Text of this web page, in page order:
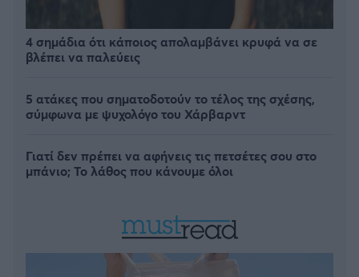
4 σημάδια ότι κάποιος απολαμβάνει κρυφά να σε
βλέπει να παλεύεις
5 ατάκες που σηματοδοτούν το τέλος της σχέσης,
σύμφωνα με ψυχολόγο του Χάρβαρντ
Γιατί δεν πρέπει να αφήνεις τις πετσέτες σου στο
μπάνιο; Το λάθος που κάνουμε όλοι